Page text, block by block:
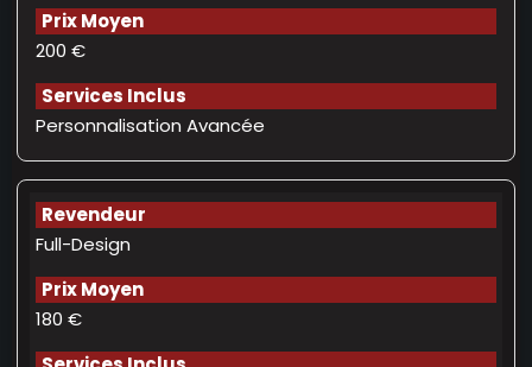
200 €
Personnalisation Avancée
Full-Design
180 €